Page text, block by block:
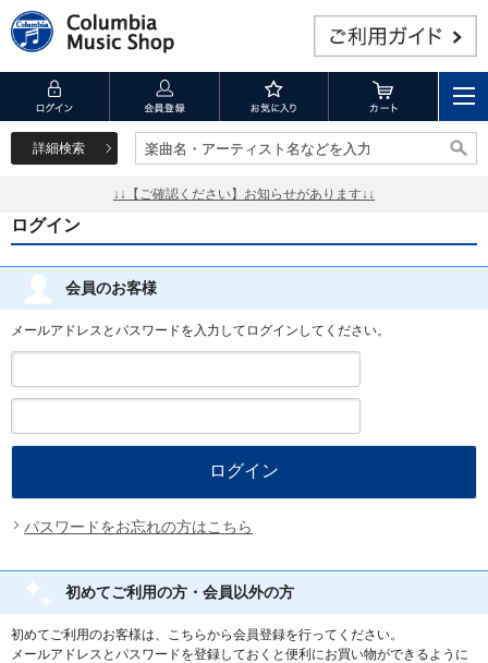
詳細検索 楽曲名・アーティスト名などを入力
楽曲名・アーティスト名などを入力
↓↓【ご確認ください】お知らせがあります↓↓
ログイン
会員のお客様
メールアドレスとパスワードを入力してログインしてください。
パスワードをお忘れの方はこちら
初めてご利用の方・会員以外の方
初めてご利用のお客様は、こちらから会員登録を行ってください。
メールアドレスとパスワードを登録しておくと便利にお買い物ができるように